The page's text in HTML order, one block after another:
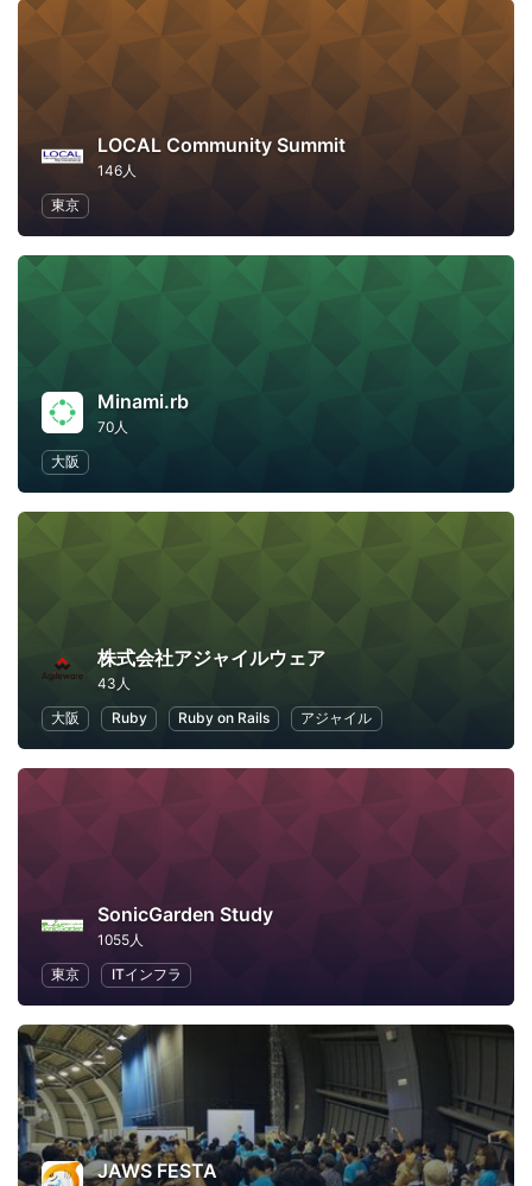
LOCAL Community Summit
146人
東京
Minami.rb
70人
大阪
株式会社アジャイルウェア
43人
大阪
Ruby Ruby on Rails アジャイル
SonicGarden Study
1055人
東京
ITインフラ
JAWS FESTA